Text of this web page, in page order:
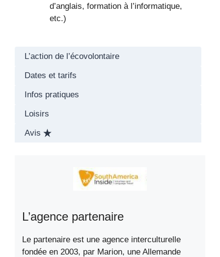
d’anglais, formation à l’informatique,
etc.)
L’action de l’écovolontaire
Dates et tarifs
Infos pratiques
Loisirs
Avis
L’agence partenaire
Le partenaire est une agence interculturelle
fondée en 2003, par Marion, une Allemande